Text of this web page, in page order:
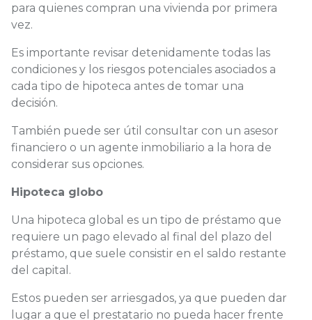
para quienes compran una vivienda por primera
vez.
Es importante revisar detenidamente todas las
condiciones y los riesgos potenciales asociados a
cada tipo de hipoteca antes de tomar una
decisión.
También puede ser útil consultar con un asesor
financiero o un agente inmobiliario a la hora de
considerar sus opciones.
Hipoteca globo
Una hipoteca global es un tipo de préstamo que
requiere un pago elevado al final del plazo del
préstamo, que suele consistir en el saldo restante
del capital.
Estos pueden ser arriesgados, ya que pueden dar
lugar a que el prestatario no pueda hacer frente